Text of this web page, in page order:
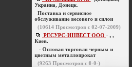
Украина, Донецк.
Поставка и сервисное
обслуживание весового и силои
(10614 Просмотров с 02-07-2009)
РЕСУРС-ИНВЕСТ ООО - , ,
Киев.
- Оптовая торговля черным и
цветным металлопрокат
(9263 Просмотров с 0-0-)